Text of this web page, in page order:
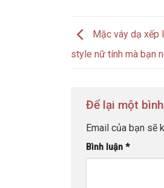
Mặc váy dạ xếp
style nữ tính mà bạn
Để lại một
Email của bạn sẽ
Bình luận *